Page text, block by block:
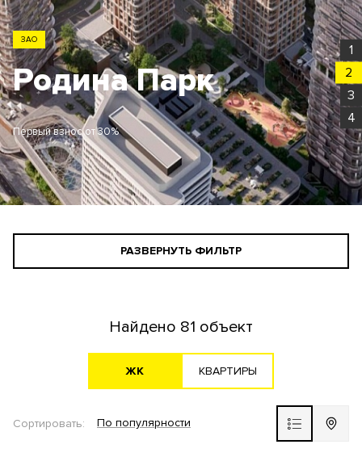
1
2
3
4
ЗАО
Родина Парк
Первый взнос от 30%
РАЗВЕРНУТЬ ФИЛЬТР
Найдено 81 объект
ЖK KВАРТИРЫ
Сортировать: По популярности